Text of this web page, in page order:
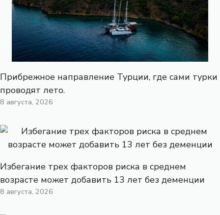
Прибрежное направление Турции, где сами турки
проводят лето.
8 августа, 2026
Избегание трех факторов риска в среднем
возрасте может добавить 13 лет без деменции
8 августа, 2026